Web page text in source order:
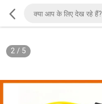
2/ 5